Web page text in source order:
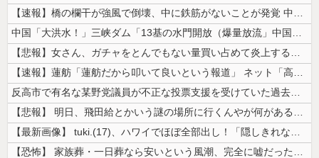
【速報】橋の欄干が強風で倒壊、中に鉄筋がないことが発覚 中国当局「接着...
中国「大洪水！」三峡ダム「13基の水門開放（爆量放流」中国都市「三峡上...
【悲報】女さん、ガチャをとんでもない量買い占めて炎上するｗｗｗｗ
【速報】蓮舫「蓮舫だから叩いて良いという報道」 ネット「高市だから叩い...
反高市で有名な某野党議員が不正な投票支援を受けていた過去が発掘、「説明...
【悲報】 明日、飛田給とかいう謎の場所に行くんやが何があるんや????...
【最新画像】 tuki.(17)、ハワイでほぼ全部出し！「隠しきれない...
【恐怖】 家族葬・一日葬なら安いという風潮、完全に嘘だった・・・・